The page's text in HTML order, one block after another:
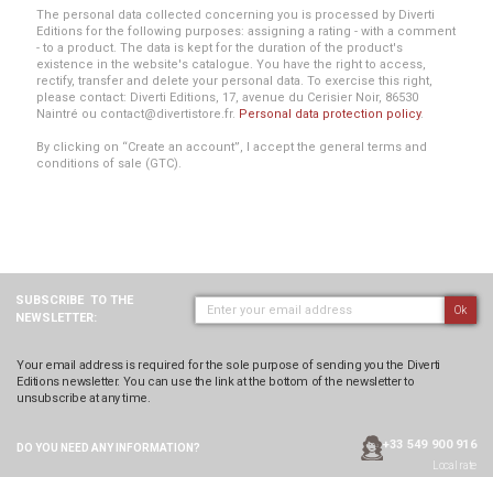
The personal data collected concerning you is processed by Diverti
Editions for the following purposes: assigning a rating - with a comment
- to a product. The data is kept for the duration of the product's
existence in the website's catalogue. You have the right to access,
rectify, transfer and delete your personal data. To exercise this right,
please contact: Diverti Editions, 17, avenue du Cerisier Noir, 86530
Naintré ou contact@divertistore.fr. Personal data protection policy.
By clicking on “Create an account”, I accept the general terms and
conditions of sale (GTC).
SUBSCRIBE TO THE
NEWSLETTER:
Ok
Your email address is required for the sole purpose of sending you the Diverti
Editions newsletter. You can use the link at the bottom of the newsletter to
unsubscribe at any time.
DO YOU NEED ANY INFORMATION? +33 549 900 916
Local rate